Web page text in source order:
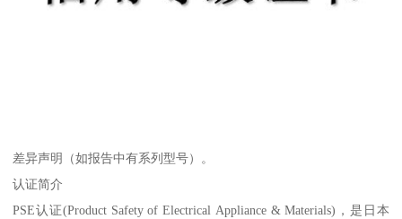
差异声明（如报告中有系列型号）。
认证简介
PSE认证(Product Safety of Electrical Appliance & Materials)，是日本